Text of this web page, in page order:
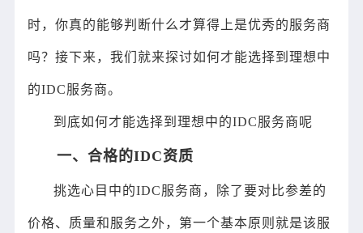
时，你真的能够判断什么才算得上是优秀的服务商
吗？接下来，我们就来探讨如何才能选择到理想中
的IDC服务商。
到底如何才能选择到理想中的IDC服务商呢
一、合格的IDC资质
挑选心目中的IDC服务商，除了要对比参差的
价格、质量和服务之外，第一个基本原则就是该服